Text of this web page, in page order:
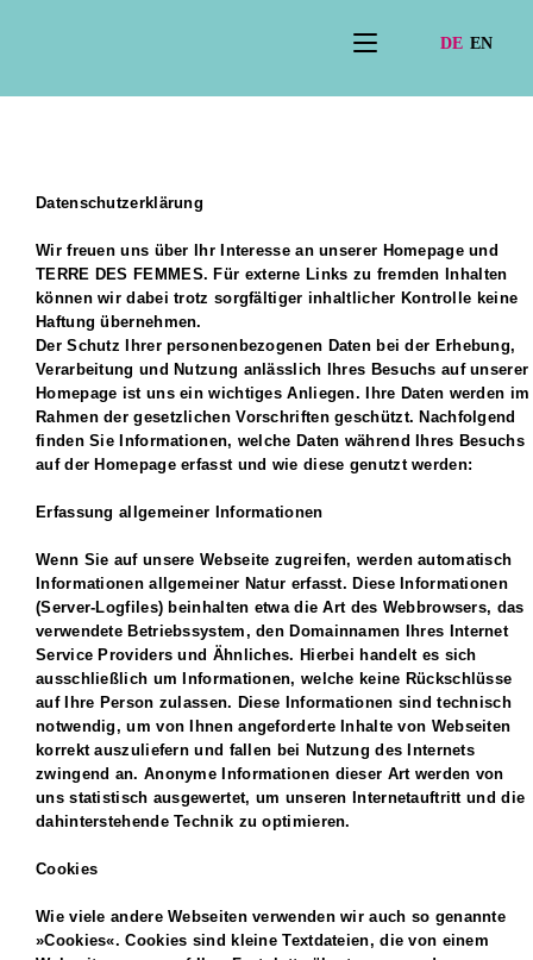
Datenschutzerklärung
Wir freuen uns über Ihr Interesse an unserer Homepage und
TERRE DES FEMMES. Für externe Links zu fremden Inhalten
können wir dabei trotz sorgfältiger inhaltlicher Kontrolle keine
Haftung übernehmen.
Der Schutz Ihrer personenbezogenen Daten bei der Erhebung,
Verarbeitung und Nutzung anlässlich Ihres Besuchs auf unserer
Homepage ist uns ein wichtiges Anliegen. Ihre Daten werden im
Rahmen der gesetzlichen Vorschriften geschützt. Nachfolgend
finden Sie Informationen, welche Daten während Ihres Besuchs
auf der Homepage erfasst und wie diese genutzt werden:
Erfassung allgemeiner Informationen
Wenn Sie auf unsere Webseite zugreifen, werden automatisch
Informationen allgemeiner Natur erfasst. Diese Informationen
(Server-Logfiles) beinhalten etwa die Art des Webbrowsers, das
verwendete Betriebssystem, den Domainnamen Ihres Internet
Service Providers und Ähnliches. Hierbei handelt es sich
ausschließlich um Informationen, welche keine Rückschlüsse
auf Ihre Person zulassen. Diese Informationen sind technisch
notwendig, um von Ihnen angeforderte Inhalte von Webseiten
korrekt auszuliefern und fallen bei Nutzung des Internets
zwingend an. Anonyme Informationen dieser Art werden von
uns statistisch ausgewertet, um unseren Internetauftritt und die
dahinterstehende Technik zu optimieren.
Cookies
Wie viele andere Webseiten verwenden wir auch so genannte
»Cookies«. Cookies sind kleine Textdateien, die von einem